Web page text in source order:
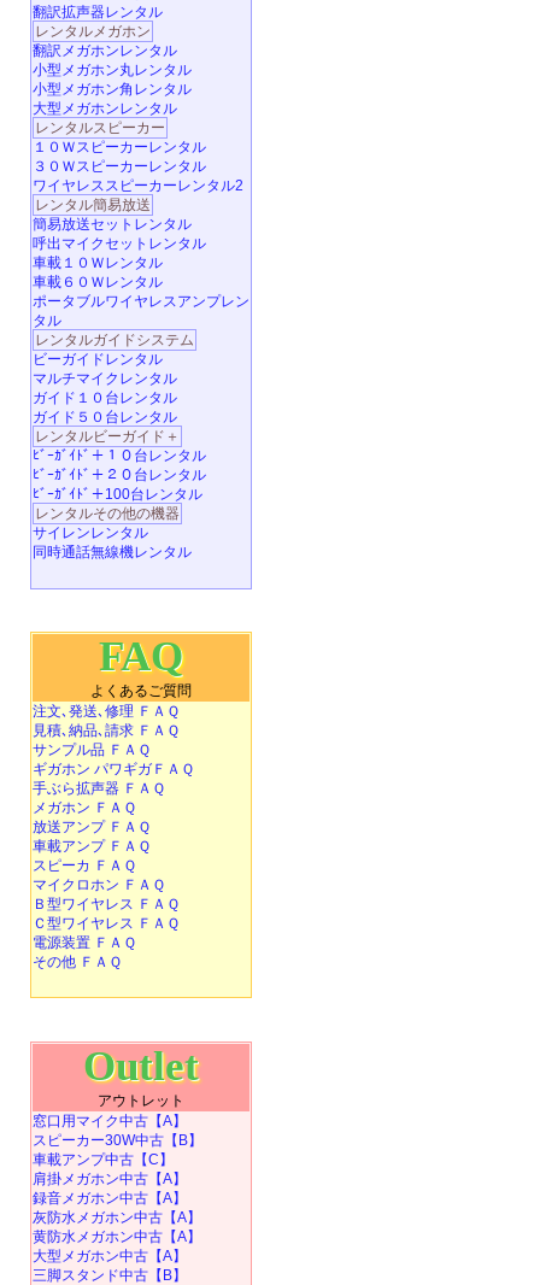
翻訳拡声器レンタル
レンタルメガホン
翻訳メガホンレンタル
小型メガホン丸レンタル
小型メガホン角レンタル
大型メガホンレンタル
レンタルスピーカー
１０Ｗスピーカーレンタル
３０Ｗスピーカーレンタル
ワイヤレススピーカーレンタル2
レンタル簡易放送
簡易放送セットレンタル
呼出マイクセットレンタル
車載１０Ｗレンタル
車載６０Ｗレンタル
ポータブルワイヤレスアンプレン
タル
レンタルガイドシステム
ビーガイドレンタル
マルチマイクレンタル
ガイド１０台レンタル
ガイド５０台レンタル
レンタルビーガイド＋
ﾋﾞｰｶﾞｲﾄﾞ＋１０台レンタル
ﾋﾞｰｶﾞｲﾄﾞ＋２０台レンタル
ﾋﾞｰｶﾞｲﾄﾞ＋100台レンタル
レンタルその他の機器
サイレンレンタル
同時通話無線機レンタル
FAQ
よくあるご質問
注文､発送､修理 ＦＡＱ
見積､納品､請求 ＦＡＱ
サンプル品 ＦＡＱ
ギガホン パワギガＦＡＱ
手ぶら拡声器 ＦＡＱ
メガホン ＦＡＱ
放送アンプ ＦＡＱ
車載アンプ ＦＡＱ
スピーカ ＦＡＱ
マイクロホン ＦＡＱ
Ｂ型ワイヤレス ＦＡＱ
Ｃ型ワイヤレス ＦＡＱ
電源装置 ＦＡＱ
その他 ＦＡＱ
Outlet
アウトレット
窓口用マイク中古【A】
スピーカー30W中古【B】
車載アンプ中古【C】
肩掛メガホン中古【A】
録音メガホン中古【A】
灰防水メガホン中古【A】
黄防水メガホン中古【A】
大型メガホン中古【A】
三脚スタンド中古【B】